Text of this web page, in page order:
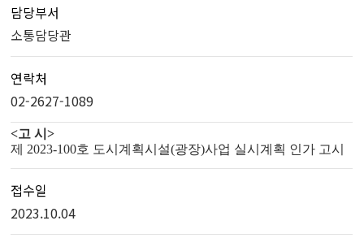
담당부서
소통담당관
연락처
02-2627-1089
<고 시>
제 2023-100호 도시계획시설(광장)사업 실시계획 인가 고시
접수일
2023.10.04